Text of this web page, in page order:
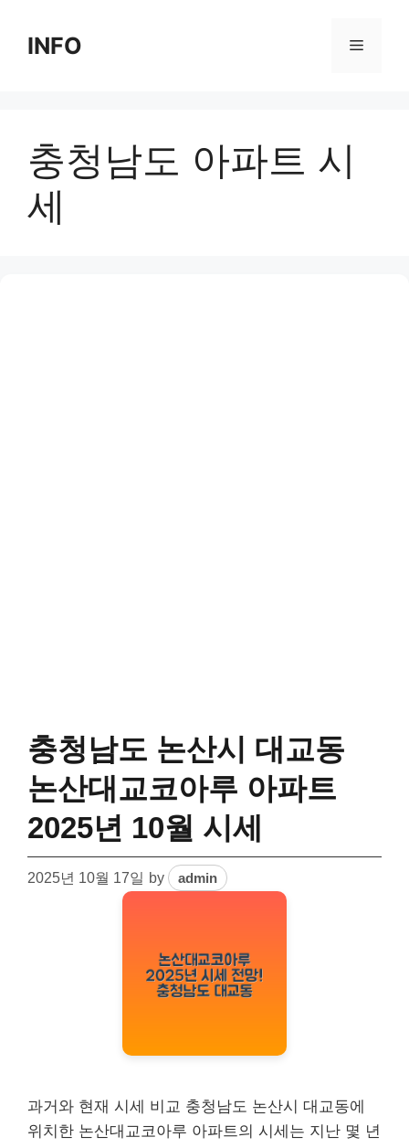
contentINFO Menu
충청남도 아파트 시
세
충청남도 논산시 대교동
논산대교코아루 아파트
2025년 10월 시세
2025년 10월 17일 by admin
과거와 현재 시세 비교 충청남도 논산시 대교동에
위치한 논산대교코아루 아파트의 시세는 지난 몇 년